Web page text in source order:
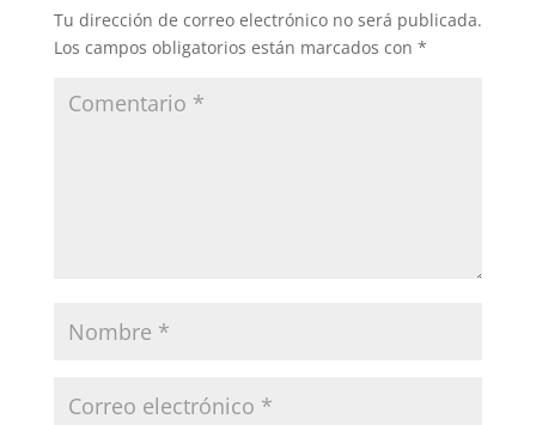
Tu dirección de correo electrónico no será publicada.
Los campos obligatorios están marcados con *